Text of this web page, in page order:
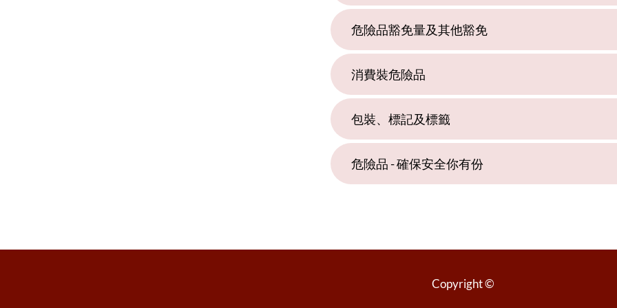
危險品豁免量及其他豁免
消費裝危險品
包裝、標記及標籤
危險品 - 確保安全你有份
Copyright ©